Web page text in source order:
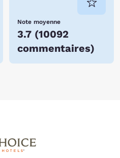
Note moyenne
3.7 (10092
commentaires)